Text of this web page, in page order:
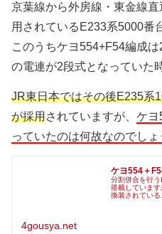
京葉線から外房線・東金線
用されているE233系5000番
このうちケヨ554+F54編成
の電連が2段式となっていた
JR東日本ではその後E235系
が採用されていますが、 ケヨ
っていたのは何故なのでしょ
ケヨ554＋
分割併合を行
搭載していま
換装されている
4gousya.net